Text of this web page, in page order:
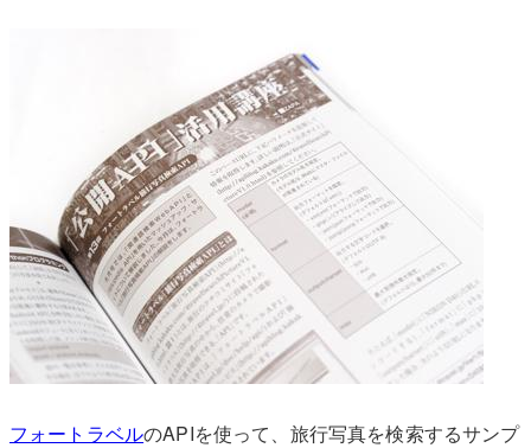
フォートラベルのAPIを使って、旅行写真を検索するサンプ